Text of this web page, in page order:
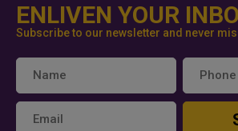
ENLIVEN YOUR
Subscribe to our newsletter and never